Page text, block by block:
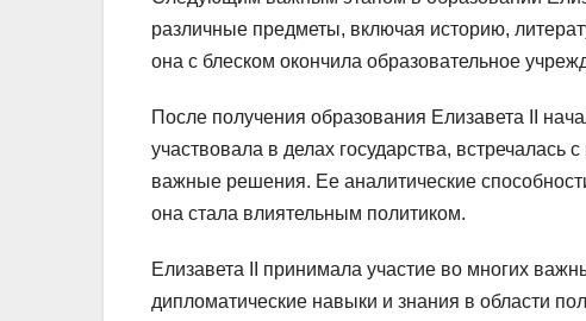
различные предметы, включая историю,
она с блеском окончила образовательное
После получения образования Елизавета II
участвовала в делах государства,
важные решения. Ее аналитические
она стала влиятельным политиком.
Елизавета II принимала участие во многих
дипломатические навыки и знания в области